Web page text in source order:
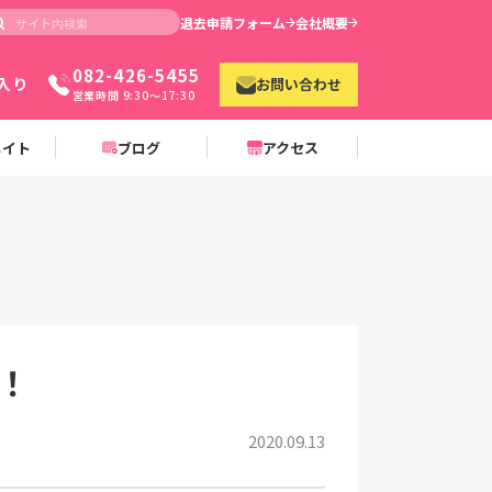
退去申請フォーム 会社概要
り 082-426-5455
営業時間 9:30〜17:30
お問い合わせ
ト ブログ アクセス
2020.09.13